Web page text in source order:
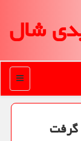
شال
منو
گرفت